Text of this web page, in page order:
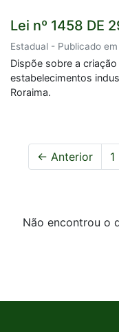
Lei nº 1458 DE
Estadual - Publicado
Dispõe sobre a
estabelecimentos
Roraima.
← Anterior 1
Não encontrou o